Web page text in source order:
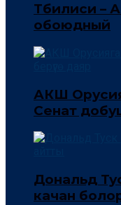
Тбилиси –
обоюдный
АКШ
Сенат
Дональд
качан